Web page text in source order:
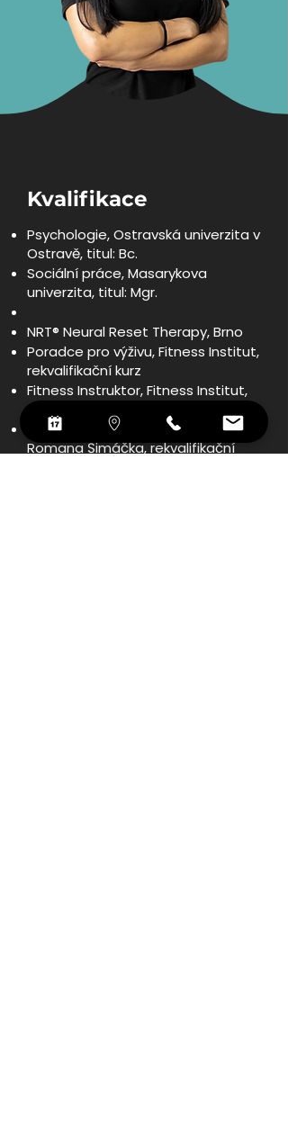
Kvalifikace
Psychologie, Ostravská univerzita v
Ostravě, titul: Bc.
Sociální práce, Masarykova
univerzita, titul: Mgr.
NRT® Neural Reset Therapy, Brno
Poradce pro výživu, Fitness Institut,
rekvalifikační kurz
Fitness Instruktor, Fitness Institut,
rekvalifikační kurz
Sportovní masér, Masérská škola
Romana Šimáčka, rekvalifikační